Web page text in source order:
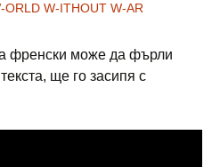
ORLD W-ITHOUT W-AR
френски може да фърли
ще го засипя с